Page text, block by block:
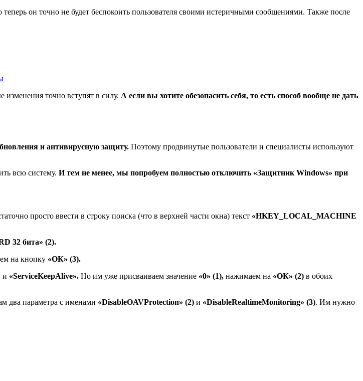
теперь он точно не будет беспокоить пользователя своими истеричными сообщениями. Также после
изменения точно вступят в силу. А если вы хотите обезопасить себя, то есть способ вообще не дать
и антивирусную защиту. Поэтому продвинутые пользователи и специалисты используют
всю систему. И тем не менее, мы попробуем полностью отключить «Защитник Windows» при
просто ввести в строку поиска (что в верхней части окна) текст «HKEY_LOCAL_MACHINE
32 бита» (2).
на кнопку «ОК» (3).
и «ServiceKeepAlive». Но им уже присваиваем значение «0» (1), нажимаем на «ОК» (2) в обоих
два параметра с именами «DisableOAVProtection» (2) и «DisableRealtimeMonitoring» (3). Им нужно